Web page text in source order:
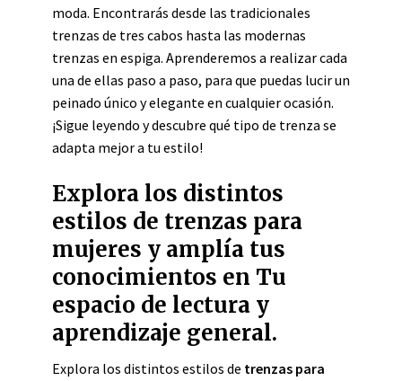
moda. Encontrarás desde las tradicionales
trenzas de tres cabos hasta las modernas
trenzas en espiga. Aprenderemos a realizar cada
una de ellas paso a paso, para que puedas lucir un
peinado único y elegante en cualquier ocasión.
¡Sigue leyendo y descubre qué tipo de trenza se
adapta mejor a tu estilo!
Explora los distintos
estilos de trenzas para
mujeres y amplía tus
conocimientos en Tu
espacio de lectura y
aprendizaje general.
Explora los distintos estilos de trenzas para